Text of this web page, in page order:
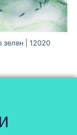
| 12020